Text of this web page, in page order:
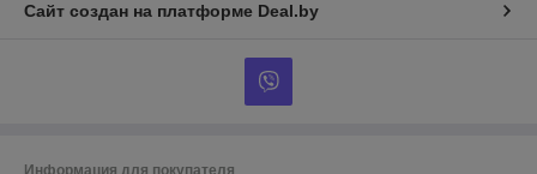
Сайт создан на платформе Deal.by
Информация для покупателя